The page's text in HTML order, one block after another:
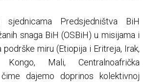
sjednicama Predsjedništva BiH
snaga BiH (OSBiH) u misijama i
podrške miru (Etiopija i Eritreja, Irak,
Kongo, Mali, Centralnoafrička
čime dajemo doprinos kolektivnoj